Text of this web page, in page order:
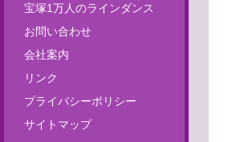
宝塚1万人のラインダンス
お問い合わせ
会社案内
リンク
プライバシーポリシー
サイトマップ